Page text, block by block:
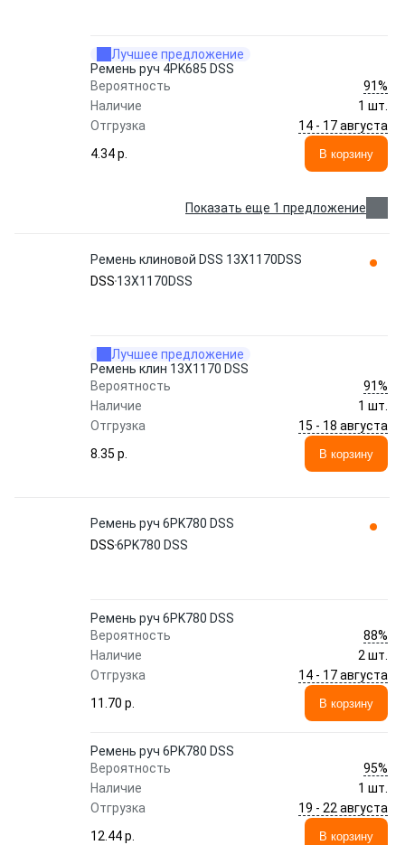
Лучшее предложение
Ремень руч 4PK685 DSS
Вероятность
91%
Наличие
1 шт.
Отгрузка
14 - 17 августа
4.34 p.
В корзину
Показать еще 1 предложение
Ремень клиновой DSS 13X1170DSS
DSS 13X1170DSS
Лучшее предложение
Ремень клин 13X1170 DSS
Вероятность
91%
Наличие
1 шт.
Отгрузка
15 - 18 августа
8.35 p.
В корзину
Ремень руч 6PK780 DSS
DSS6PK780 DSS
Ремень руч 6PK780 DSS
Вероятность
88%
Наличие
2 шт.
Отгрузка
14 - 17 августа
11.70 p.
В корзину
Ремень руч 6PK780 DSS
Вероятность
95%
Наличие
1 шт.
Отгрузка
19 - 22 августа
12.44 p.
В корзину